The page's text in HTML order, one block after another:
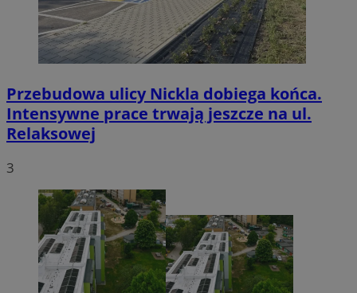
Przebudowa ulicy Nickla dobiega końca.
Intensywne prace trwają jeszcze na ul.
Relaksowej
3